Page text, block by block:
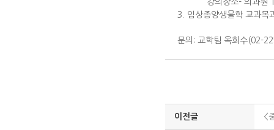
강의장소- 의과원
3. 임상종양생물학 교과목
문의: 교학팀 옥희수(02-
이전글 <